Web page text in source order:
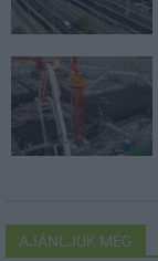
AJÁNLJUK MÉG